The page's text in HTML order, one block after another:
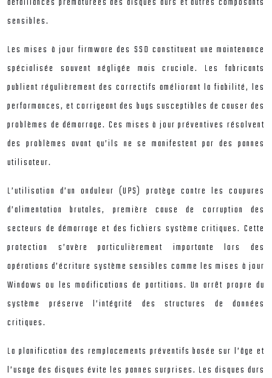
sensibles.
Les mises à jour firmware des SSD constituent une maintenance
spécialisée souvent négligée mais cruciale. Les fabricants
publient régulièrement des correctifs améliorant la fiabilité, les
performances, et corrigeant des bugs susceptibles de causer des
problèmes de démarrage. Ces mises à jour préventives résolvent
des problèmes avant qu’ils ne se manifestent par des pannes
utilisateur.
L’utilisation d’un onduleur (UPS) protège contre les coupures
d’alimentation brutales, première cause de corruption des
secteurs de démarrage et des fichiers système critiques. Cette
protection s’avère particulièrement importante lors des
opérations d’écriture système sensibles comme les mises à jour
Windows ou les modifications de partitions. Un arrêt propre du
système préserve l’intégrité des structures de données
critiques.
La planification des remplacements préventifs basée sur l’âge et
l’usage des disques évite les pannes surprises. Les disques durs